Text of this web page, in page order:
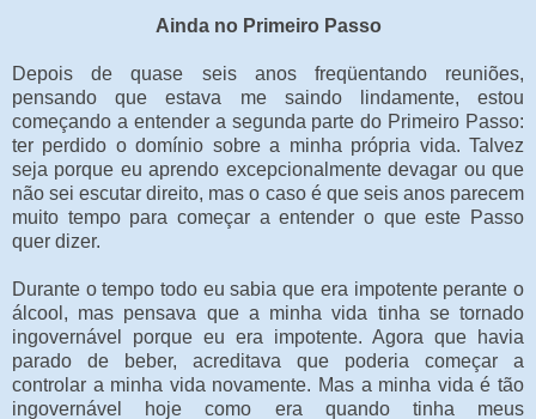
Ainda no Primeiro Passo
Depois de quase seis anos freqüentando reuniões,
pensando que estava me saindo lindamente, estou
começando a entender a segunda parte do Primeiro Passo:
ter perdido o domínio sobre a minha própria vida. Talvez
seja porque eu aprendo excepcionalmente devagar ou que
não sei escutar direito, mas o caso é que seis anos parecem
muito tempo para começar a entender o que este Passo
quer dizer.
Durante o tempo todo eu sabia que era impotente perante o
álcool, mas pensava que a minha vida tinha se tornado
ingovernável porque eu era impotente. Agora que havia
parado de beber, acreditava que poderia começar a
controlar a minha vida novamente. Mas a minha vida é tão
ingovernável hoje como era quando tinha meus